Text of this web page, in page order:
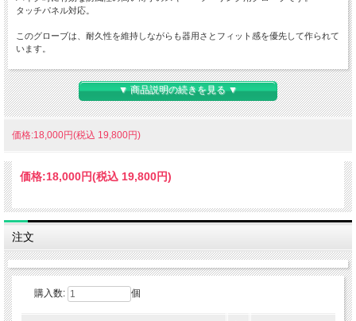
タッチパネル対応。
このグローブは、耐久性を維持しながらも器用さとフィット感を優先して作られて
います。
手の甲には柔軟性を高めながらもしっかり防風してくれる、ウルトラミッド・ウイ
ンドストレッチ(TM) 。
手のひらにはグリップ力を高めるリサイクル・AX(R) ラレードを採用し、ロープの
薄手のツーリング・グローブは激しい山での活動でも快適で体温調節が可能です。
Key Features
Advantages
- 立体構造による高い操作性
- 伸縮性のあるシェル素材
- 手の甲にリフレクター
- ネオプレン製カフ
▼ 商品説明の続きを見る ▼
価格:18,000円(税込 19,800円)
価格:18,000円(税込 19,800円)
注文
購入数: 個